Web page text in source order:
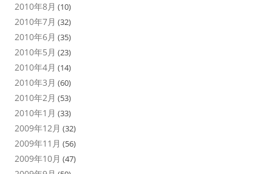
2010年8月 (10)
2010年7月 (32)
2010年6月 (35)
2010年5月 (23)
2010年4月 (14)
2010年3月 (60)
2010年2月 (53)
2010年1月 (33)
2009年12月 (32)
2009年11月 (56)
2009年10月 (47)